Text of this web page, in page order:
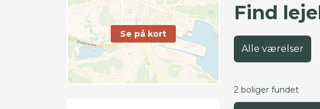
Se på kort
Find
Alle værelser
2 boliger fundet